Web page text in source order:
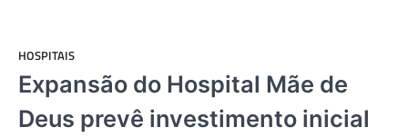
HOSPITAIS
Expansão do Hospital Mãe de
Deus prevê investimento inicial